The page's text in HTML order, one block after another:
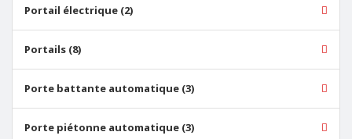
Portail électrique (2)
Portails (8)
Porte battante automatique (3)
Porte piétonne automatique (3)